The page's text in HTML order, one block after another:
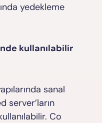
yedekleme
kullanılabilir
sanal
server’ların
Co